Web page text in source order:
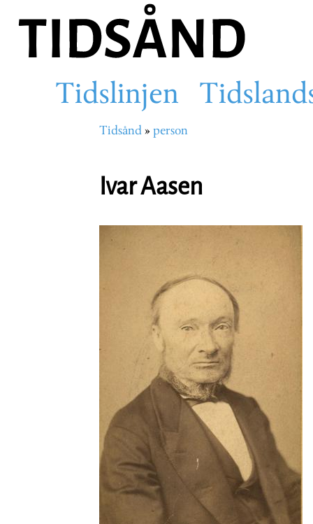
hovedinnhold
Main
navigation
Tidslinjen
Navigasjonssti
Tidsånd person
Ivar Aasen